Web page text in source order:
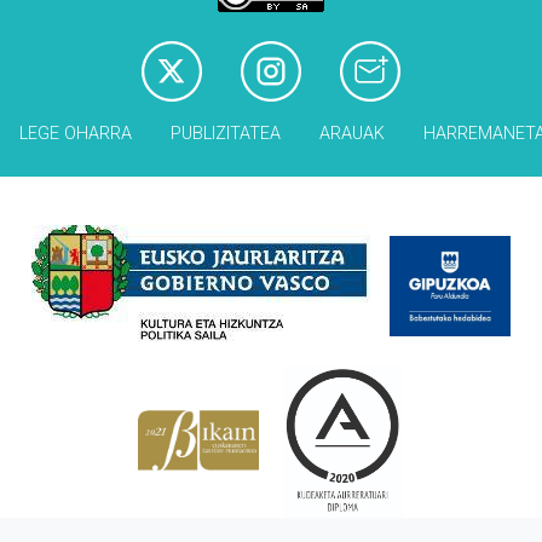
LEGE OHARRA PUBLIZITATEA ARAUAK